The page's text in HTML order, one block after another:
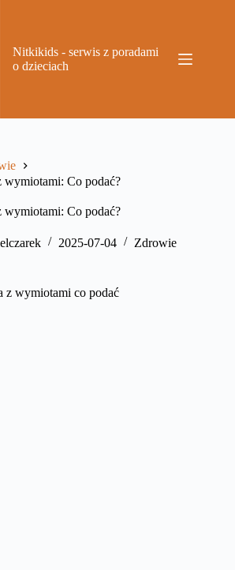
Nitkikids - serwis z poradami
o dzieciach
wymiotami: Co podać?
wymiotami: Co podać?
2025-07-04 Zdrowie